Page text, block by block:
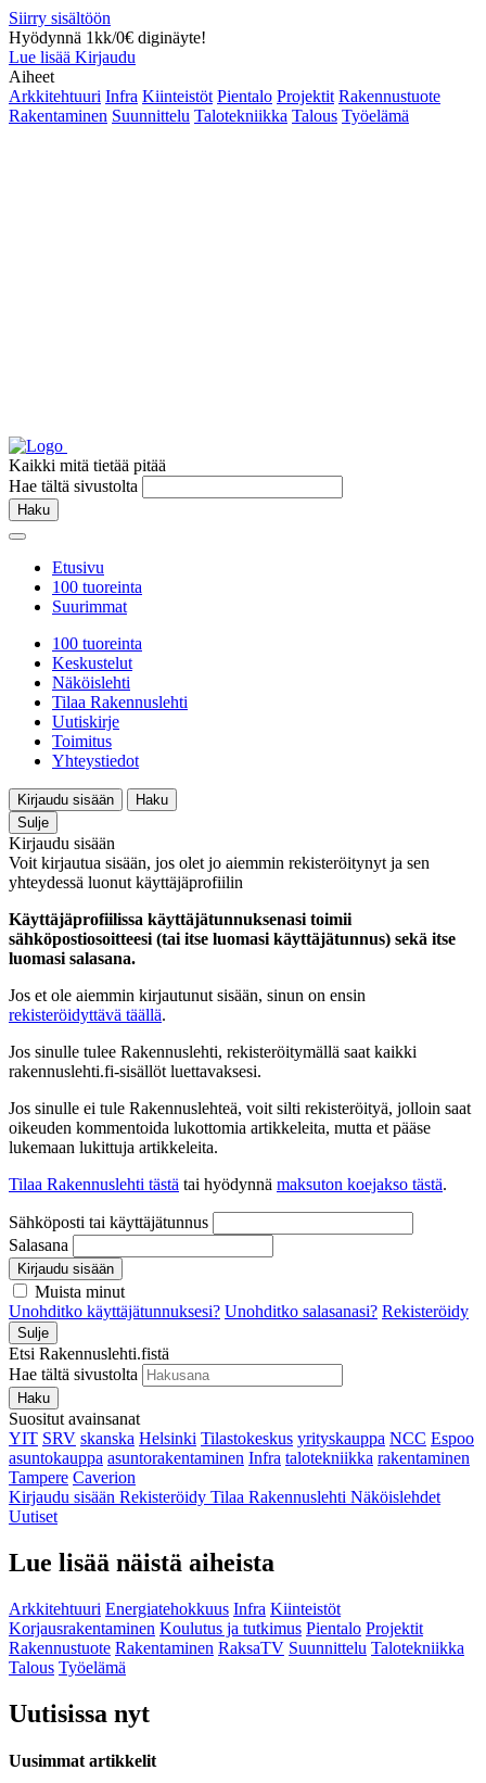
Siirry sisältöön
Hyödynnä 1kk/0€ diginäyte!
Lue lisää Kirjaudu
Aiheet
Arkkitehtuuri Infra Kiinteistöt Pientalo Projektit Rakennustuote
Rakentaminen Suunnittelu Talotekniikka Talous Työelämä
Kaikki mitä tietää pitää
Hae tältä sivustolta
Haku
Etusivu
100 tuoreinta
Suurimmat
100 tuoreinta
Keskustelut
Näköislehti
Tilaa Rakennuslehti
Uutiskirje
Toimitus
Yhteystiedot
Kirjaudu sisään
Haku
Sulje
Kirjaudu sisään
Voit kirjautua sisään, jos olet jo aiemmin rekisteröitynyt ja sen
yhteydessä luonut käyttäjäprofiilin
Käyttäjäprofiilissa käyttäjätunnuksenasi toimii
sähköpostiosoitteesi (tai itse luomasi käyttäjätunnus) sekä itse
luomasi salasana.
Jos et ole aiemmin kirjautunut sisään, sinun on ensin
rekisteröidyttävä täällä.
Jos sinulle tulee Rakennuslehti, rekisteröitymällä saat kaikki
rakennuslehti.fi-sisällöt luettavaksesi.
Jos sinulle ei tule Rakennuslehteä, voit silti rekisteröityä, jolloin saat
oikeuden kommentoida lukottomia artikkeleita, mutta et pääse
lukemaan lukittuja artikkeleita.
Tilaa Rakennuslehti tästä tai hyödynnä maksuton koejakso tästä.
Sähköposti tai käyttäjätunnus
Salasana
Kirjaudu sisään
Muista minut
Unohditko käyttäjätunnuksesi? Unohditko salasanasi? Rekisteröidy
Sulje
Etsi Rakennuslehti.fistä
Hae tältä sivustolta
Haku
Suositut avainsanat
YIT SRV skanska Helsinki Tilastokeskus yrityskauppa NCC Espoo
asuntokauppa asuntorakentaminen Infra talotekniikka rakentaminen
Tampere Caverion
Kirjaudu sisään Rekisteröidy Tilaa Rakennuslehti Näköislehdet
Uutiset
Lue lisää näistä aiheista
Arkkitehtuuri Energiatehokkuus Infra Kiinteistöt
Korjausrakentaminen Koulutus ja tutkimus Pientalo Projektit
Rakennustuote Rakentaminen RaksaTV Suunnittelu Talotekniikka
Talous Työelämä
Uutisissa nyt
Uusimmat artikkelit